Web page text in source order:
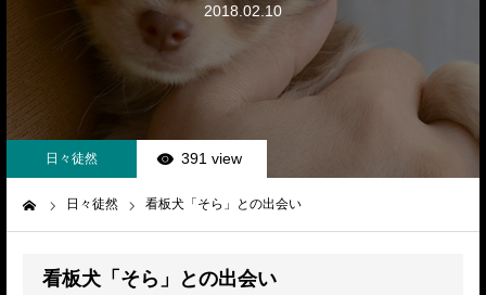
2018.02.10
日々徒然 391 view
日々徒然 看板犬「そら」との出会い
看板犬「そら」との出会い
AIR WORKS
RANKING